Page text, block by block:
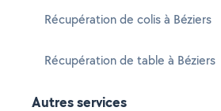
Récupération de colis à Béziers
Récupération de table à Béziers
Autres services